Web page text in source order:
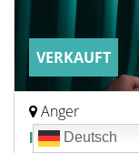
Deutsch
Deutsch
VERKAUFT
Anger
Interessante
Deutsch
Deutsch